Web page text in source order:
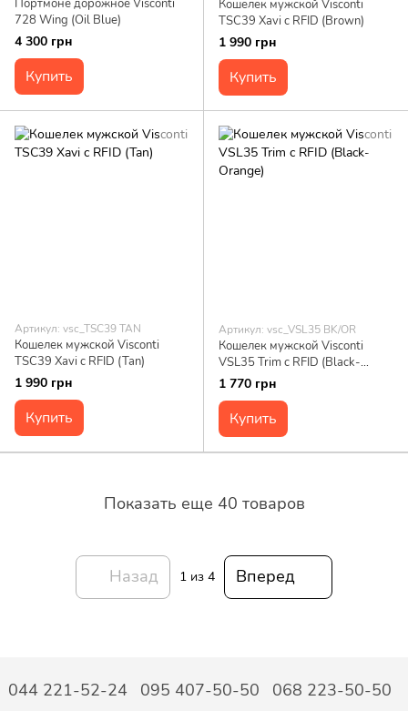
728 Wing (Oil Blue)
4 300 грн
Купить
Кошелек мужской Visconti
TSC39 Xavi c RFID (Brown)
1 990 грн
Купить
Артикул: vsc_TSC39 TAN
Кошелек мужской Visconti
TSC39 Xavi c RFID (Tan)
1 990 грн
Купить
Артикул: vsc_VSL35 BK/OR
Кошелек мужской Visconti
VSL35 Trim c RFID (Black-
Orange)
1 770 грн
Купить
Показать еще 40 товаров
Назад 1 из 4 Вперед
044 221-52-24 095 407-50-50
068 223-50-50